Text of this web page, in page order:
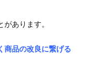
あります。
商品の改良に繋げる